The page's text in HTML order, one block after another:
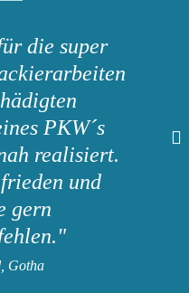
die super
PKW´s
realisiert.
und
gern
, Gotha